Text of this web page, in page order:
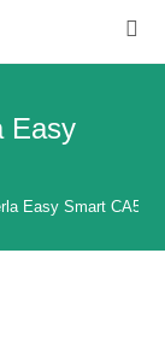
Easy
Easy Smart